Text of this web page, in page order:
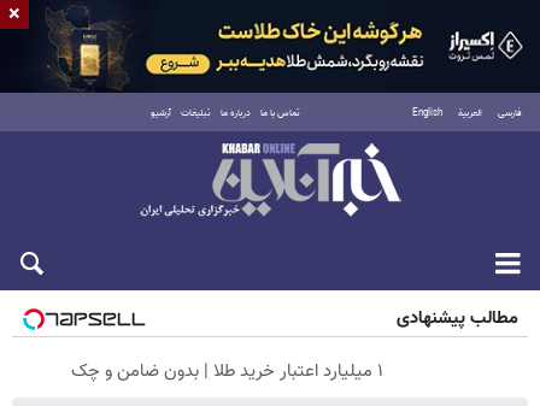
فارسی العربية English تماس با ما درباره ما تبلیغات آرشیو
پنجشنبه ۱۵ مرداد ۱۴۰۵
مطالب پیشنهادی
۱ میلیارد اعتبار خرید طلا | بدون ضامن و چک
×